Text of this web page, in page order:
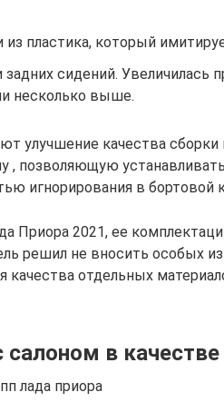
из пластика, который
сидений. Увеличилась
несколько выше.
улучшение качества
, позволяющую
игнорирования в бортовой
Приора 2021, ее
решил не вносить особых
качества отдельных
в качестве
лада приора